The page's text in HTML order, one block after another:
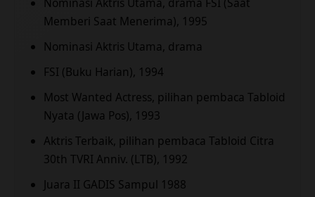
Memberi Saat Menerima), 1995
Nominasi Aktris Utama, drama
FSI (Buku Harian), 1994
Most Wanted Actress, pilihan pembaca Tabloid
Nyata (Jawa Pos), 1993
Aktris Terbaik, pilihan pembaca Tabloid Citra
30th TVRI Anniv. (LTB), 1992
Juara II GADIS Sampul 1988